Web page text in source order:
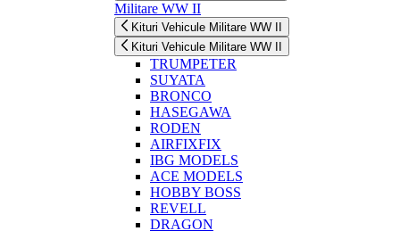
Militare WW II
Kituri Vehicule Militare WW II
Kituri Vehicule Militare WW II
TRUMPETER
SUYATA
BRONCO
HASEGAWA
RODEN
AIRFIXFIX
IBG MODELS
ACE MODELS
HOBBY BOSS
REVELL
DRAGON